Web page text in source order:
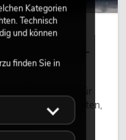
Moving-
Scheinwerfer für
Festivals, Stadtfesten,
und
Kategorien
Technisch
und können
finden Sie in